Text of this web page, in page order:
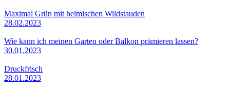
Maximal Grün mit heimischen Wildstauden
28.02.2023
Wie kann ich meinen Garten oder Balkon prämieren lassen?
30.01.2023
Druckfrisch
28.01.2023